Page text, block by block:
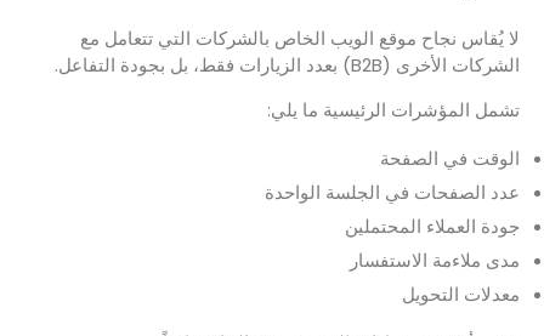
لا يُقاس نجاح موقع الويب الخاص بالشركات التي تتعامل مع
الشركات الأخرى (B2B) بعدد الزيارات فقط، بل بجودة التفاعل.
تشمل المؤشرات الرئيسية ما يلي:
الوقت في الصفحة
عدد الصفحات في الجلسة الواحدة
جودة العملاء المحتملين
مدى ملاءمة الاستفسار
معدلات التحويل